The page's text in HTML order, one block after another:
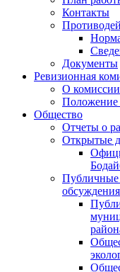
Контакты
Документы
Ревизионная
О комиссии
Положение
Общество
Отчеты о
Открытые
Публичные
обсуждения